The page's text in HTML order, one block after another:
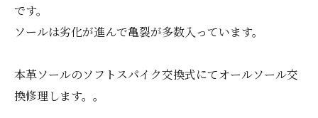
です。
ソールは劣化が進んで亀裂が多数入っています。
本革ソールのソフトスパイク交換式にてオールソール交
換修理します。。